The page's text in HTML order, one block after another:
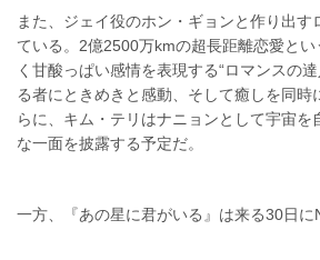
また、ジェイ役のホン・ギョンと作り出す
ている。2億2500万kmの超長距離恋愛と
く甘酸っぱい感情を表現する“ロマンスの
る者にときめきと感動、そして癒しを同時
らに、キム・テリはナニョンとして宇宙を
な一面を披露する予定だ。
一方、『あの星に君がいる』は来る30日に